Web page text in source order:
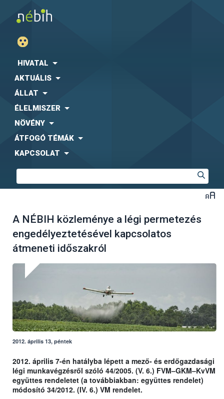
HIVATAL
AKTUÁLIS
ÁLLAT
ÉLELMISZER
NÖVÉNY
ÁTFOGÓ TÉMÁK
KAPCSOLAT
A NÉBIH közleménye a légi permetezés
engedélyeztetésével kapcsolatos
átmeneti időszakról
2012. április 13, péntek
2012. április 7-én hatályba lépett a mező- és erdőgazdasági
légi munkavégzésről szóló 44/2005. (V. 6.) FVM–GKM–KvVM
együttes rendeletet (a továbbiakban: együttes rendelet)
módosító 34/2012. (IV. 6.) VM rendelet.